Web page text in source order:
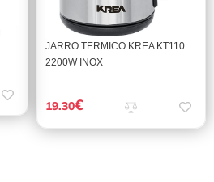
JARRO TERMICO KREA KT110
2200W INOX
19.30€